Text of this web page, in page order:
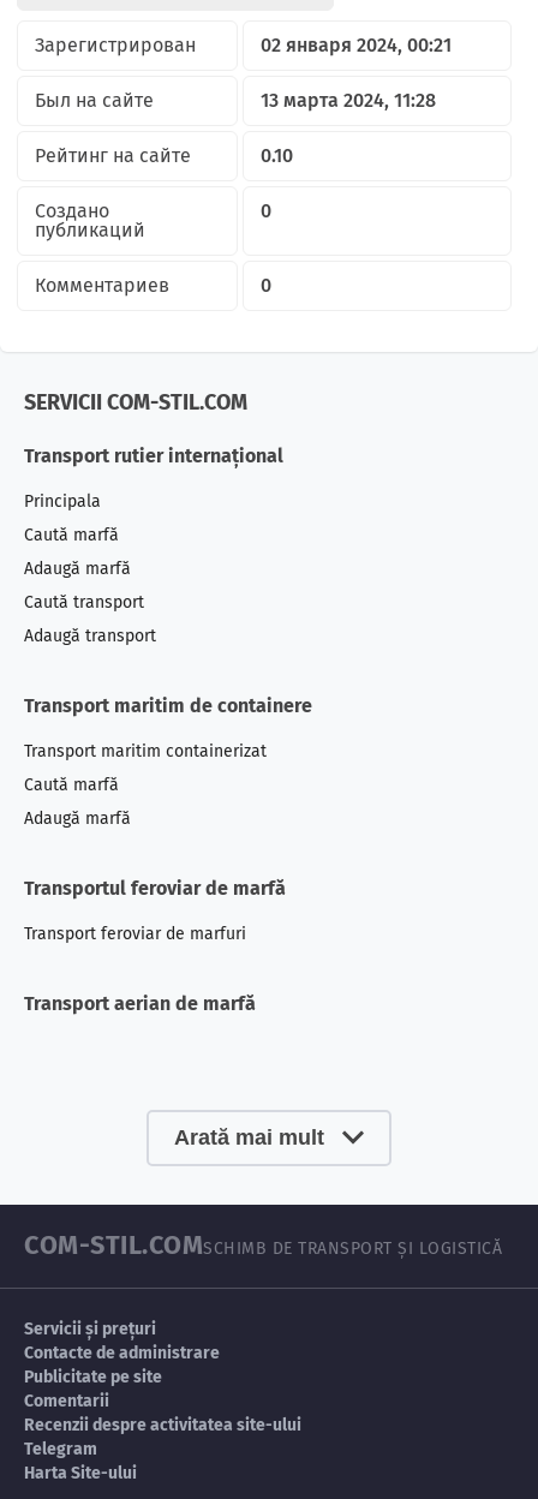
Зарегистрирован 02 января 2024, 00:21
Был на сайте 13 марта 2024, 11:28
Рейтинг на сайте 0.10
Создано
публикаций
0
Комментариев 0
SERVICII COM-STIL.COM
Transport rutier internațional
Principala
Caută marfă
Adaugă marfă
Caută transport
Adaugă transport
Transport maritim de containere
Transport maritim containerizat
Caută marfă
Adaugă marfă
Transportul feroviar de marfă
Transport feroviarde marfuri
Transport aerian de marfă
Arată mai mult
COM-STIL.COMSCHIMB DE TRANSPORT ȘI LOGISTICĂ
Servicii și prețuri
Contacte de administrare
Publicitate pe site
Comentarii
Recenzii despre activitatea site-ului
Telegram
Harta Site-ului